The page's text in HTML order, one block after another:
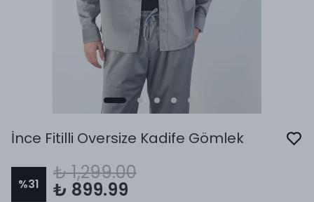
İnce Fitilli Oversize Kadife Gömlek
%31
₺ 1,299.00
₺ 899.99